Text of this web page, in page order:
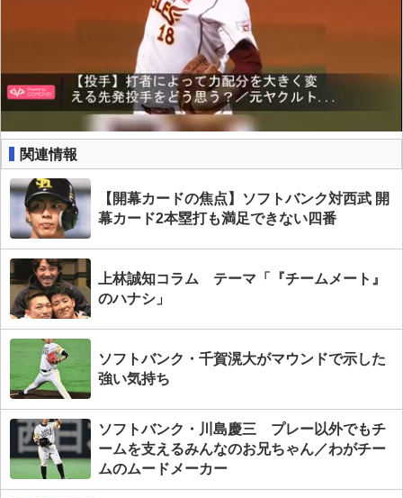
関連情報
【開幕カードの焦点】ソフトバンク対西武 開
幕カード2本塁打も満足できない四番
上林誠知コラム テーマ「『チームメート』
のハナシ」
ソフトバンク・千賀滉大がマウンドで示した
強い気持ち
ソフトバンク・川島慶三 プレー以外でもチ
ームを支えるみんなのお兄ちゃん／わがチー
ムのムードメーカー